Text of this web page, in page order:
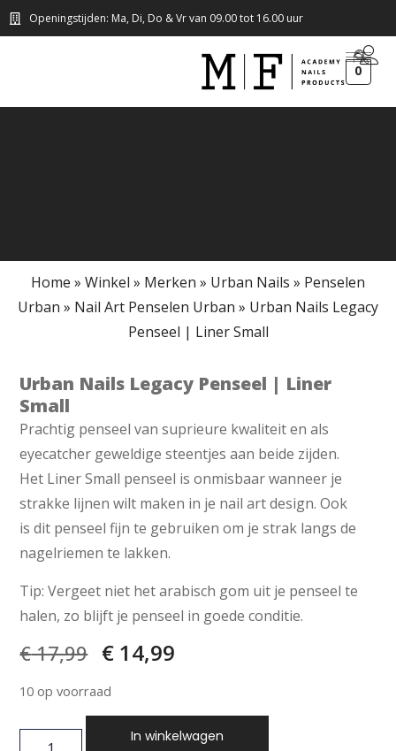
Openingstijden: Ma, Di, Do & Vr van 09.00 tot 16.00 uur
0
Home » Winkel » Merken » Urban Nails » Penselen
Urban » Nail Art Penselen Urban » Urban Nails Legacy
Penseel | Liner Small
Urban Nails Legacy Penseel | Liner
Small
Prachtig penseel van suprieure kwaliteit en als
eyecatcher geweldige steentjes aan beide zijden.
Het Liner Small penseel is onmisbaar wanneer je
strakke lijnen wilt maken in je nail art design. Ook
is dit penseel fijn te gebruiken om je strak langs de
nagelriemen te lakken.
Tip: Vergeet niet het arabisch gom uit je penseel te
halen, zo blijft je penseel in goede conditie.
€17,99 € 14,99
10 op voorraad
In winkelwagen